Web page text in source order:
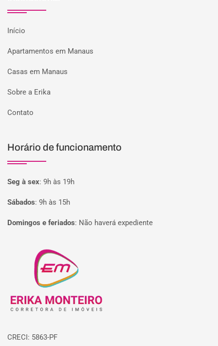
Início
Apartamentos em Manaus
Casas em Manaus
Sobre a Erika
Contato
Horário de funcionamento
Seg à sex: 9h às 19h
Sábados: 9h às 15h
Domingos e feriados: Não haverá expediente
Página inicial
CRECI: 5863-PF